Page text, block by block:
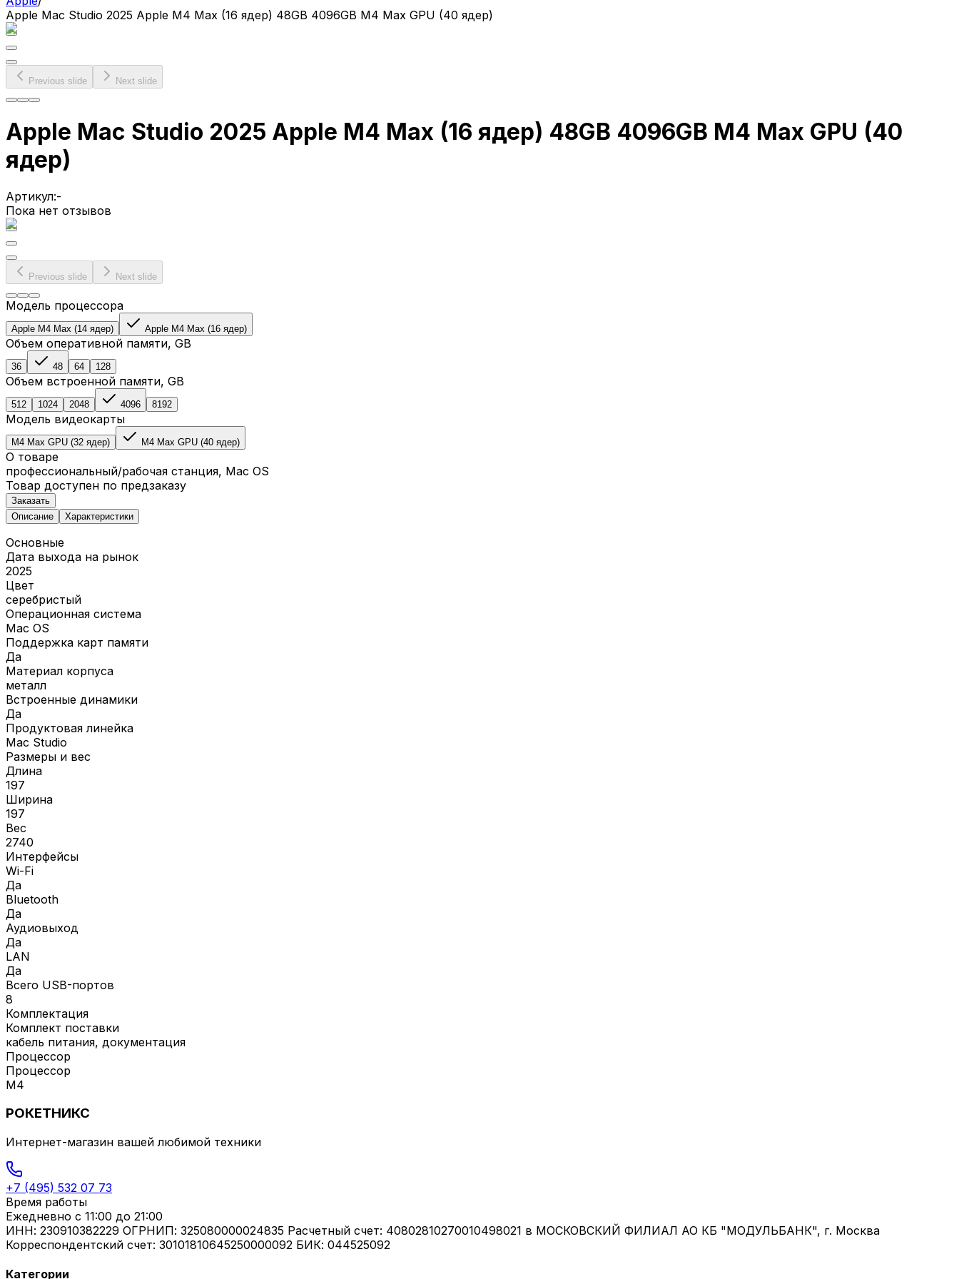
Apple Mac Studio 2025 Apple M4 Max (16 ядер) 48GB 4096GB M4 Max GPU (40 ядер)
Previous slide Next slide
Apple Mac Studio 2025 Apple M4 Max (16 ядер) 48GB 4096GB M4 Max GPU (40
ядер)
Артикул:-
Пока нет отзывов
Previous slide Next slide
Модель процессора
Apple M4 Max (14 ядер) Apple M4 Max (16 ядер)
Объем оперативной памяти, GB
36 48 64 128
Объем встроенной памяти, GB
512 1024 2048 4096 8192
Модель видеокарты
M4 Max GPU (32 ядер) M4 Max GPU (40 ядер)
О товаре
профессиональный/рабочая станция, Mac OS
Товар доступен по предзаказу
Заказать
Описание
Характеристики
Основные
Дата выхода на рынок
2025
Цвет
серебристый
Операционная система
Mac OS
Поддержка карт памяти
Да
Материал корпуса
металл
Встроенные динамики
Да
Продуктовая линейка
Mac Studio
Размеры и вес
Длина
197
Ширина
197
Вес
2740
Интерфейсы
Wi-Fi
Да
Bluetooth
Да
Аудиовыход
Да
LAN
Да
Всего USB-портов
8
Комплектация
Комплект поставки
кабель питания, документация
Процессор
Процессор
M4
РОКЕТНИКС
Интернет-магазин вашей любимой техники
+7 (495) 532 07 73
Время работы
Ежедневно с 11:00 до 21:00
ИНН: 230910382229 ОГРНИП: 325080000024835 Расчетный счет: 40802810270010498021 в МОСКОВСКИЙ ФИЛИАЛ АО КБ "МОДУЛЬБАНК", г. Москва
Корреспондентский счет: 30101810645250000092 БИК: 044525092
Категории